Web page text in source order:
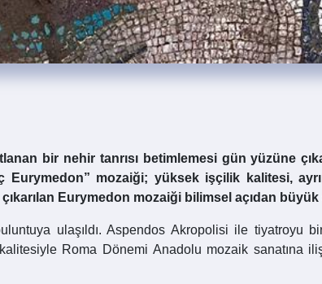
bir nehir tanrısı betimlemesi gün yüzüne
Eurymedon” mozaiği; yüksek işçilik kalitesi,
Eurymedon mozaiği bilimsel açıdan büyük
ulaşıldı. Aspendos Akropolisi ile tiyatroyu
Roma Dönemi Anadolu mozaik sanatına